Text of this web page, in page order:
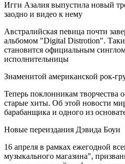
Игги Азалия выпустила новый
заодно и видео к нему
Австралийская певица почти
альбомом "Digital Distrotion".
становится официальным
исполнительницы
Знаменитой американской рок-
Теперь поклонникам творчества
старые хиты. Об этой новости
барабанщика и одного из
Новые переиздания Дэвида Боуи
16 апреля в рамках ежегодной
музыкального магазина",